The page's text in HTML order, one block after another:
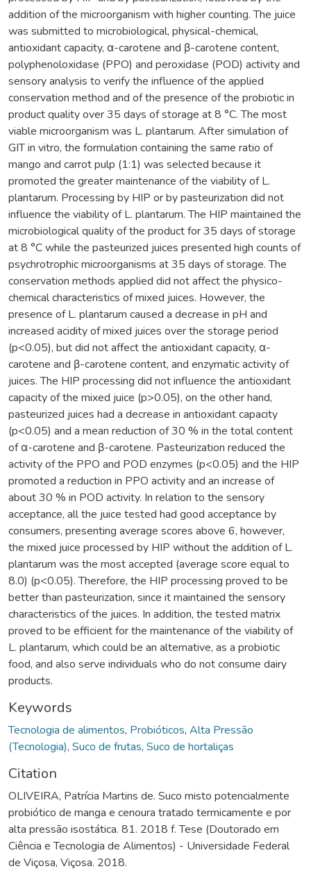
addition of the microorganism with higher counting. The juice
was submitted to microbiological, physical-chemical,
antioxidant capacity, α-carotene and β-carotene content,
polyphenoloxidase (PPO) and peroxidase (POD) activity and
sensory analysis to verify the influence of the applied
conservation method and of the presence of the probiotic in
product quality over 35 days of storage at 8 °C. The most
viable microorganism was L. plantarum. After simulation of
GIT in vitro, the formulation containing the same ratio of
mango and carrot pulp (1:1) was selected because it
promoted the greater maintenance of the viability of L.
plantarum. Processing by HIP or by pasteurization did not
influence the viability of L. plantarum. The HIP maintained the
microbiological quality of the product for 35 days of storage
at 8 °C while the pasteurized juices presented high counts of
psychrotrophic microorganisms at 35 days of storage. The
conservation methods applied did not affect the physico-
chemical characteristics of mixed juices. However, the
presence of L. plantarum caused a decrease in pH and
increased acidity of mixed juices over the storage period
(p<0.05), but did not affect the antioxidant capacity, α-
carotene and β-carotene content, and enzymatic activity of
juices. The HIP processing did not influence the antioxidant
capacity of the mixed juice (p>0.05), on the other hand,
pasteurized juices had a decrease in antioxidant capacity
(p<0.05) and a mean reduction of 30 % in the total content
of α-carotene and β-carotene. Pasteurization reduced the
activity of the PPO and POD enzymes (p<0.05) and the HIP
promoted a reduction in PPO activity and an increase of
about 30 % in POD activity. In relation to the sensory
acceptance, all the juice tested had good acceptance by
consumers, presenting average scores above 6, however,
the mixed juice processed by HIP without the addition of L.
plantarum was the most accepted (average score equal to
8.0) (p<0.05). Therefore, the HIP processing proved to be
better than pasteurization, since it maintained the sensory
characteristics of the juices. In addition, the tested matrix
proved to be efficient for the maintenance of the viability of
L. plantarum, which could be an alternative, as a probiotic
food, and also serve individuals who do not consume dairy
products.
Keywords
Tecnologia de alimentos, Probióticos, Alta Pressão
(Tecnologia), Suco de frutas, Suco de hortaliças
Citation
OLIVEIRA, Patrícia Martins de. Suco misto potencialmente
probiótico de manga e cenoura tratado termicamente e por
alta pressão isostática. 81. 2018 f. Tese (Doutorado em
Ciência e Tecnologia de Alimentos) - Universidade Federal
de Viçosa, Viçosa. 2018.